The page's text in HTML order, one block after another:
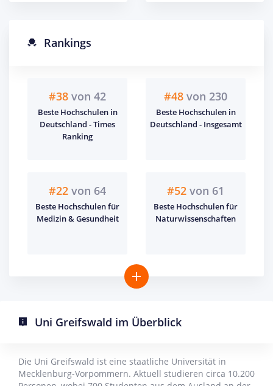
Rankings
#38 von 42
Beste Hochschulen in
Deutschland - Times
Ranking
#48 von 230
Beste Hochschulen in
Deutschland - Insgesamt
#22 von 64
Beste Hochschulen für
Medizin & Gesundheit
#52 von 61
Beste Hochschulen für
Naturwissenschaften
Uni Greifswald im Überblick
Die Uni Greifswald ist eine staatliche Universität in
Mecklenburg-Vorpommern. Aktuell studieren circa 10.200